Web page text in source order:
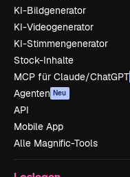
KI-Bildgenerator
KI-Videogenerator
KI-Stimmengenerator
Stock-Inhalte
MCP für Claude/ChatGPT
Agenten Neu
API
Mobile App
Alle Magnific-Tools